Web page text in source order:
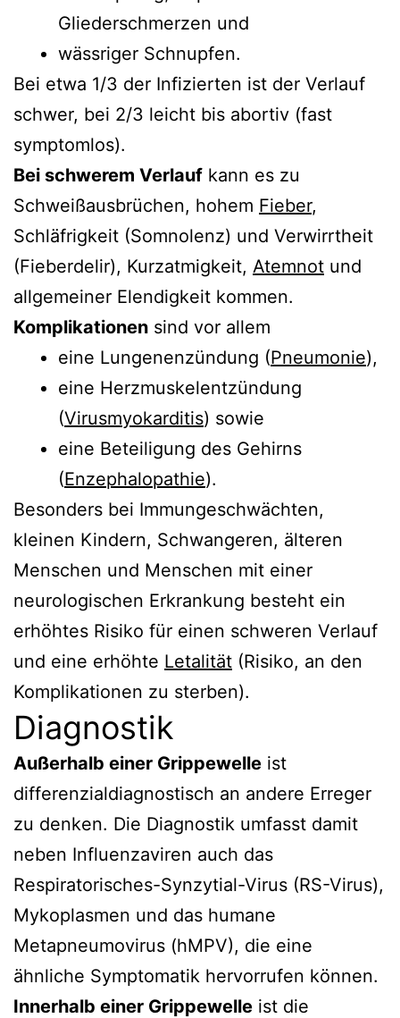
Gliederschmerzen und
wässriger Schnupfen.
Bei etwa 1/3 der Infizierten ist der Verlauf
schwer, bei 2/3 leicht bis abortiv (fast
symptomlos).
Bei schwerem Verlauf kann es zu
Schweißausbrüchen, hohem Fieber,
Schläfrigkeit (Somnolenz) und Verwirrtheit
(Fieberdelir), Kurzatmigkeit, Atemnot und
allgemeiner Elendigkeit kommen.
Komplikationen sind vor allem
eine Lungenenzündung (Pneumonie),
eine Herzmuskelentzündung
(Virusmyokarditis) sowie
eine Beteiligung des Gehirns
(Enzephalopathie).
Besonders bei Immungeschwächten,
kleinen Kindern, Schwangeren, älteren
Menschen und Menschen mit einer
neurologischen Erkrankung besteht ein
erhöhtes Risiko für einen schweren Verlauf
und eine erhöhte Letalität (Risiko, an den
Komplikationen zu sterben).
Diagnostik
Außerhalb einer Grippewelle ist
differenzialdiagnostisch an andere Erreger
zu denken. Die Diagnostik umfasst damit
neben Influenzaviren auch das
Respiratorisches-Synzytial-Virus (RS-Virus),
Mykoplasmen und das humane
Metapneumovirus (hMPV), die eine
ähnliche Symptomatik hervorrufen können.
Innerhalb einer Grippewelle ist die